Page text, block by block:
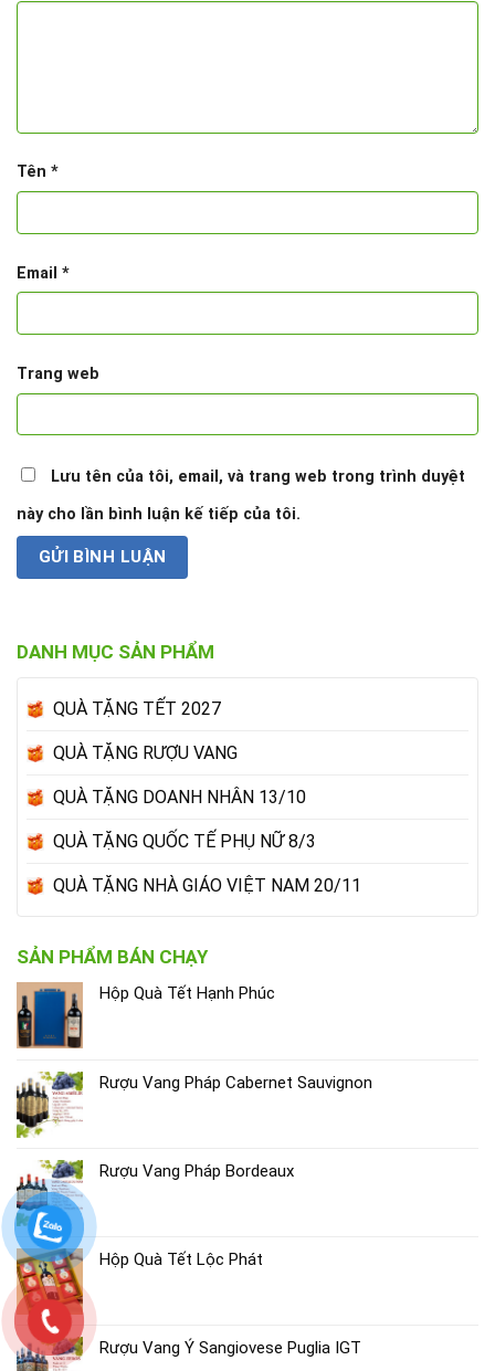
DANH MỤC SẢN PHẨM
QUÀ TẶNG TẾT 2027
QUÀ TẶNG RƯỢU VANG
QUÀ TẶNG DOANH NHÂN 13/10
QUÀ TẶNG QUỐC TẾ PHỤ NỮ 8/3
QUÀ TẶNG NHÀ GIÁO VIỆT NAM 20/11
SẢN PHẨM BÁN CHẠY
Hộp Quà Tết Hạnh Phúc
Rượu Vang Pháp Cabernet Sauvignon
Rượu Vang Pháp Bordeaux
Hộp Quà Tết Lộc Phát
Rượu Vang Ý Sangiovese Puglia IGT
Tên *
Email *
Trang web
Lưu tên của tôi, email, và trang web trong trình duyệt
này cho lần bình luận kế tiếp của tôi.